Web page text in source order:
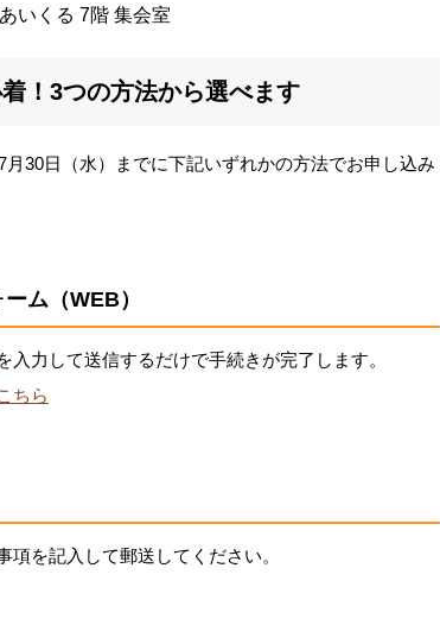
いくる 7階 集会室
！3つの方法から選べます
月30日（水）までに下記いずれかの方法でお申し込み
ム（WEB）
力して送信するだけで手続きが完了します。
ちら
を記入して郵送してください。